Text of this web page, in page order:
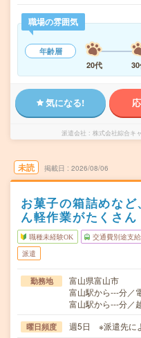
職場の雰囲気
年齢層
20代
気になる!
派遣会社 株式会社綜合キ
未読 掲載日 2026/08/06
お菓子の箱詰めな
ん軽作業がたくさん
職種未経験OK 交通費別途支給
派遣
勤務地
富山県富山市
富山駅から---分／
富山駅から---分／
曜日頻度 週5日 ※派遣先に